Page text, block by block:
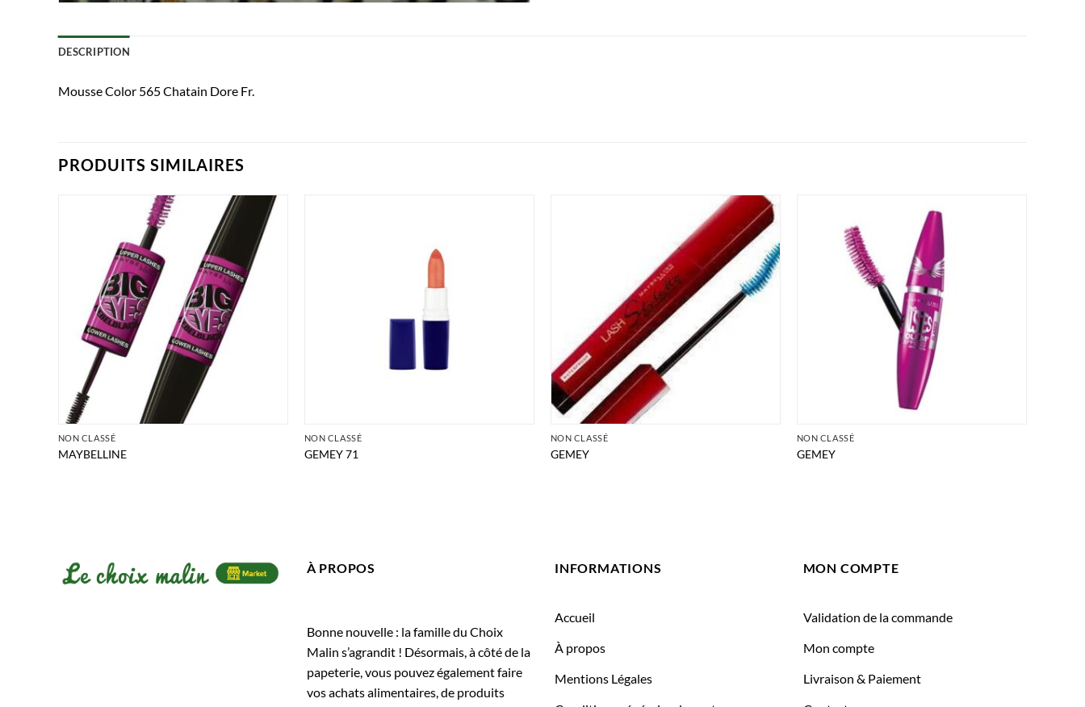
DESCRIPTION
Mousse Color 565 Chatain Dore Fr.
PRODUITS SIMILAIRES
NON CLASSÉ
MAYBELLINE
NON CLASSÉ
GEMEY 71
NON CLASSÉ
GEMEY
NON CLASSÉ
GEMEY
À PROPOS
Bonne nouvelle : la famille du Choix
Malin s’agrandit ! Désormais, à côté de la
papeterie, vous pouvez également faire
vos achats alimentaires, de produits
INFORMATIONS
Accueil
À propos
Mentions Légales
MON COMPTE
Validation de la commande
Mon compte
Livraison & Paiement